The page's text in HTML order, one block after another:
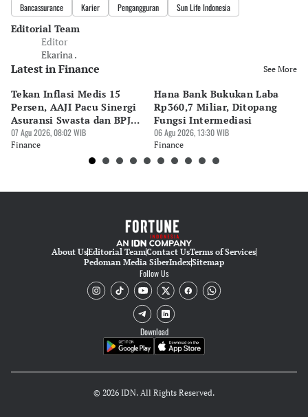
Bancassurance Karier Pengangguran Sun Life Indonesia
Editorial Team
Editor
Ekarina .
Latest in Finance See More
Tekan Inflasi Medis 15
Persen, AAJI Pacu Sinergi
Asuransi Swasta dan BPJS
Kesehatan
07 Agu 2026, 08:02 WIB
Finance
Hana Bank Bukukan Laba
Rp360,7 Miliar, Ditopang
Fungsi Intermediasi
06 Agu 2026, 13:30 WIB
Finance
About UsEditorial TeamContact UsTerms of Services
Pedoman Media SiberIndexSitemap
Follow Us
Download
© 2026 IDN. All Rights Reserved.